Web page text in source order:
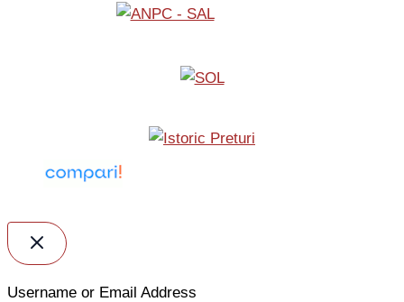
Username or Email Address